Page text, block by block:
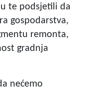
te podsjetili da
gospodarstva,
remonta,
gradnja
nećemo